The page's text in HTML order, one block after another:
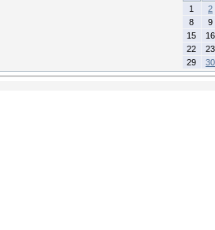
1
2
8
9
15
16
22
23
29
30